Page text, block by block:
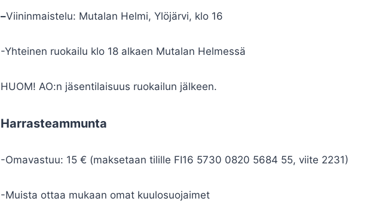
–Viininmaistelu: Mutalan Helmi, Ylöjärvi, klo 16
-Yhteinen ruokailu klo 18 alkaen Mutalan Helmessä
HUOM! AO:n jäsentilaisuus ruokailun jälkeen.
Harrasteammunta
-Omavastuu: 15 € (maksetaan tilille FI16 5730 0820 5684 55, viite 2231)
-Muista ottaa mukaan omat kuulosuojaimet